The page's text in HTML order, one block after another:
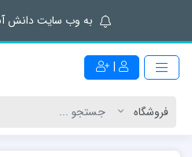
به وب سایت دانش
|